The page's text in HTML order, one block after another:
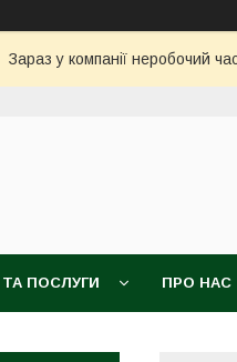
Зараз у компанії неробочий
ПОСЛУГИ ПРО НАС